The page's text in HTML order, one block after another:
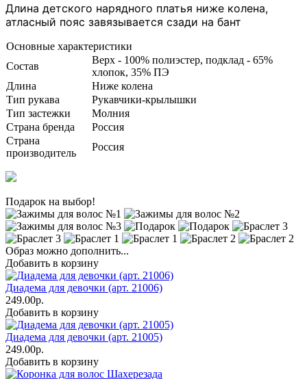
Длина детского нарядного платья ниже колена,
атласный пояс завязывается сзади на бант
Основные характеристики
Состав
Верх - 100% полиэстер, подклад - 65%
хлопок, 35% ПЭ
Длина
Ниже колена
Тип рукава
Рукавчики-крылышки
Тип застежки
Молния
Страна бренда
Россия
Страна
производитель
Россия
Подарок на выбор!
Образ можно дополнить...
Добавить в корзину
Диадема для девочки (арт. 21006)
249.00р.
Добавить в корзину
Диадема для девочки (арт. 21005)
249.00р.
Добавить в корзину